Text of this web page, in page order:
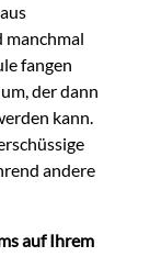
manchmal
fangen
der dann
kann.
andere
auf Ihrem